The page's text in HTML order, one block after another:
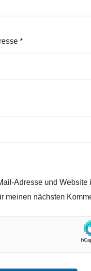
*
Adresse und Website
meinen nächsten